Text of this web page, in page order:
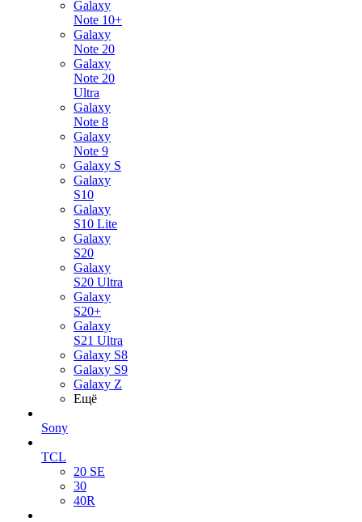
Galaxy
Note 10+
Galaxy
Note 20
Galaxy
Note 20
Ultra
Galaxy
Note 8
Galaxy
Note 9
Galaxy S
Galaxy
S10
Galaxy
S10 Lite
Galaxy
S20
Galaxy
S20 Ultra
Galaxy
S20+
Galaxy
S21 Ultra
Galaxy S8
Galaxy S9
Galaxy Z
Ещё
Sony
TCL
20 SE
30
40R